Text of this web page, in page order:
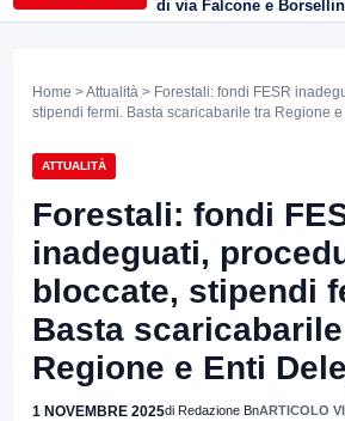
di via Falcone e
Lombardi replicano alle
Home >Attualità > Forestali: fondi FESR
stipendi fermi. Basta scaricabarile tra Regione
ATTUALITÀ
Forestali: fondi
inadeguati,
bloccate, stipendi
Basta
Regione e Enti
1 NOVEMBRE 2025di Redazione BnARTICOLO